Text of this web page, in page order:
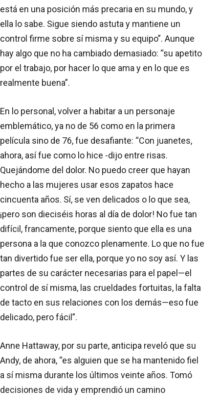
está en una posición más precaria en su mundo, y
ella lo sabe. Sigue siendo astuta y mantiene un
control firme sobre sí misma y su equipo”. Aunque
hay algo que no ha cambiado demasiado: “su apetito
por el trabajo, por hacer lo que ama y en lo que es
realmente buena”.
En lo personal, volver a habitar a un personaje
emblemático, ya no de 56 como en la primera
película sino de 76, fue desafiante: “Con juanetes,
ahora, así fue como lo hice -dijo entre risas.
Quejándome del dolor. No puedo creer que hayan
hecho a las mujeres usar esos zapatos hace
cincuenta años. Sí, se ven delicados o lo que sea,
¡pero son dieciséis horas al día de dolor! No fue tan
difícil, francamente, porque siento que ella es una
persona a la que conozco plenamente. Lo que no fue
tan divertido fue ser ella, porque yo no soy así. Y las
partes de su carácter necesarias para el papel—el
control de sí misma, las crueldades fortuitas, la falta
de tacto en sus relaciones con los demás—eso fue
delicado, pero fácil”.
Anne Hattaway, por su parte, anticipa reveló que su
Andy, de ahora, “es alguien que se ha mantenido fiel
a sí misma durante los últimos veinte años. Tomó
decisiones de vida y emprendió un camino